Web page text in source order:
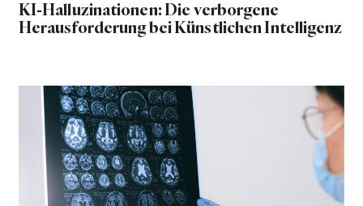
KI-Halluzinationen: Die verborgene
Herausforderung bei Künstlichen Intelligenz